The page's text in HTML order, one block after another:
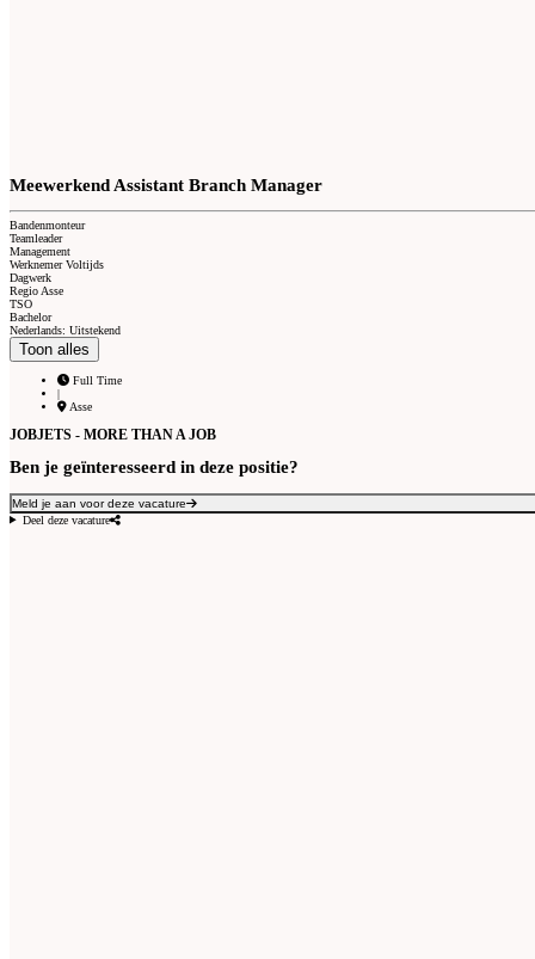
Meewerkend Assistant Branch Manager
Bandenmonteur
Teamleader
Management
Werknemer Voltijds
Dagwerk
Regio Asse
TSO
Bachelor
Nederlands: Uitstekend
Toon alles
Full Time
|
Asse
JOBJETS - MORE THAN A JOB
Ben je geïnteresseerd in deze positie?
Meld je aan voor deze vacature
Deel deze vacature